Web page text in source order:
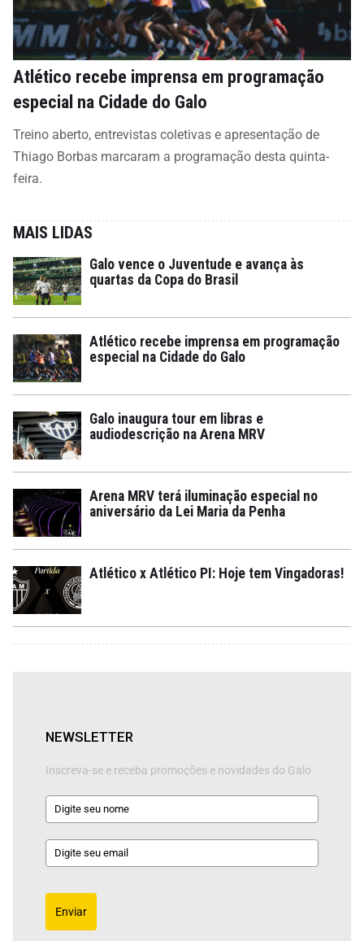
Atlético recebe imprensa em programação
especial na Cidade do Galo
Treino aberto, entrevistas coletivas e apresentação de
Thiago Borbas marcaram a programação desta quinta-
feira.
MAIS LIDAS
Galo vence o Juventude e avança às
quartas da Copa do Brasil
Atlético recebe imprensa em programação
especial na Cidade do Galo
Galo inaugura tour em libras e
audiodescrição na Arena MRV
Arena MRV terá iluminação especial no
aniversário da Lei Maria da Penha
Atlético x Atlético PI: Hoje tem Vingadoras!
NEWSLETTER
Inscreva-se e receba promoções e novidades do Galo
Enviar